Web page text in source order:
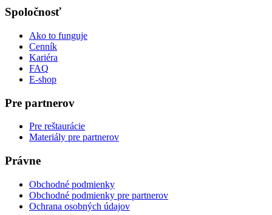
Spoločnosť
Ako to funguje
Cenník
Kariéra
FAQ
E-shop
Pre partnerov
Pre reštaurácie
Materiály pre partnerov
Právne
Obchodné podmienky
Obchodné podmienky pre partnerov
Ochrana osobných údajov